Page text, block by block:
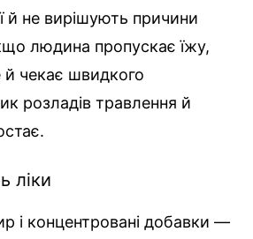
й не вирішують причини
людина пропускає їжу,
й чекає швидкого
розладів травлення й
ліки
і концентровані добавки —